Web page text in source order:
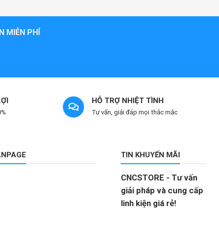
MIỄN PHÍ
HỖ TRỢ NHIỆT TÌNH
Tư vấn, giải đáp mọi thắc mắc
TIN KHUYẾN MÃI
CNCSTORE - Tư vấn
giải pháp và cung cấp
linh kiện giá rẻ!